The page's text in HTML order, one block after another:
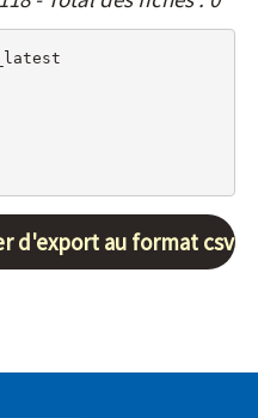
d'export au format csv